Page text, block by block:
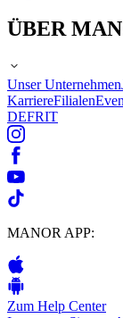
ÜBER
Unser Unternehmen
KarriereFilialen
DEFRIT
MANOR APP:
Zum Help Center